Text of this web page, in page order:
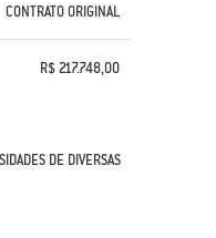
CONTRATO ORIGINAL
R$ 217.748,00
DE DIVERSAS